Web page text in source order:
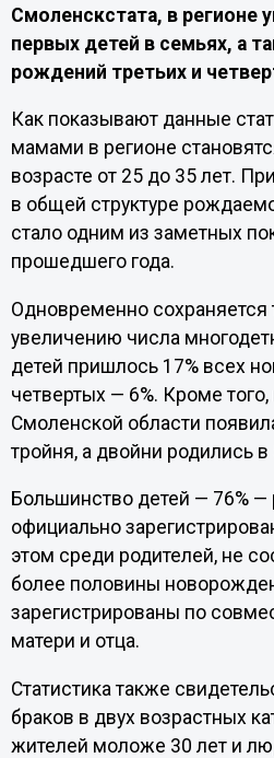
Смоленскстата, в регионе
первых детей в семьях, а
рождений третьих и
Как показывают данные
мамами в регионе
возрасте от 25 до 35 лет.
в общей структуре
стало одним из заметных
прошедшего года.
Одновременно сохраняется
увеличению числа
детей пришлось 17% всех
четвертых — 6%. Кроме того,
Смоленской области
тройня, а двойни родились
Большинство детей — 76% —
официально
этом среди родителей, не
более половины
зарегистрированы по
матери и отца.
Статистика также
браков в двух возрастных
жителей моложе 30 лет и